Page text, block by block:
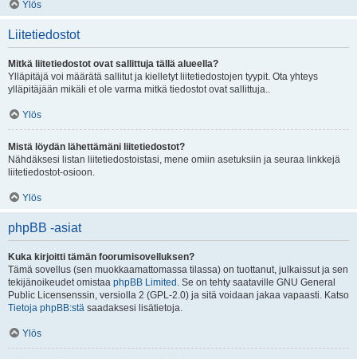
Ylös
Liitetiedostot
Mitkä liitetiedostot ovat sallittuja tällä alueella?
Ylläpitäjä voi määrätä sallitut ja kielletyt liitetiedostojen tyypit. Ota yhteys
ylläpitäjään mikäli et ole varma mitkä tiedostot ovat sallittuja..
Ylös
Mistä löydän lähettämäni liitetiedostot?
Nähdäksesi listan liitetiedostoistasi, mene omiin asetuksiin ja seuraa linkkejä
liitetiedostot-osioon.
Ylös
phpBB -asiat
Kuka kirjoitti tämän foorumisovelluksen?
Tämä sovellus (sen muokkaamattomassa tilassa) on tuottanut, julkaissut ja sen
tekijänoikeudet omistaa phpBB Limited . Se on tehty saataville GNU General
Public Licensenssin, versiolla 2 (GPL-2.0) ja sitä voidaan jakaa vapaasti. Katso
Tietoja phpBB:stä saadaksesi lisätietoja.
Ylös